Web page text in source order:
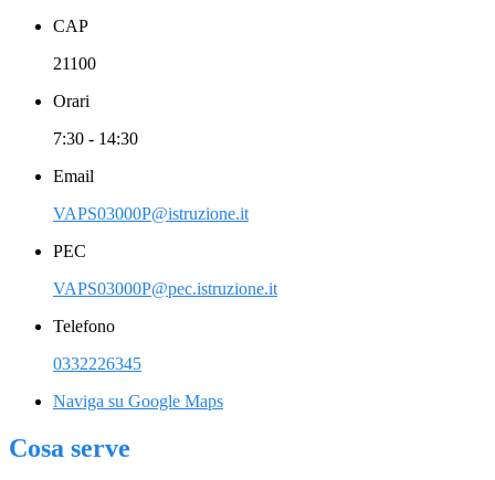
CAP
21100
Orari
7:30 - 14:30
Email
VAPS03000P@istruzione.it
PEC
VAPS03000P@pec.istruzione.it
Telefono
0332226345
Naviga su Google Maps
Cosa serve